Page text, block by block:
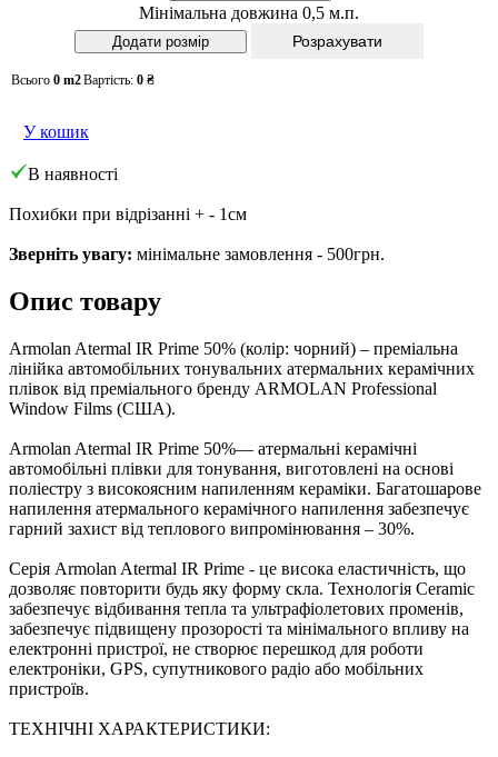
Мінімальна довжина 0,5 м.п.
Розрахувати
Всього 0 m2Вартість: 0 ₴
У кошик
В наявності
Похибки при відрізанні + - 1см
Зверніть увагу: мінімальне замовлення - 500грн.
Опис товару
Armolan Atermal IR Prime 50% (колір: чорний) – преміальна
лінійка автомобільних тонувальних атермальних керамічних
плівок від преміального бренду ARMOLAN Professional
Window Films (США).
Armolan Atermal IR Prime 50%— атермальні керамічні
автомобільні плівки для тонування, виготовлені на основі
поліестру з високоясним напиленням кераміки. Багатошарове
напилення атермального керамічного напилення забезпечує
гарний захист від теплового випромінювання – 30%.
Серія Armolan Atermal IR Prime - це висока еластичність, що
дозволяє повторити будь яку форму скла. Технологія Сeramic
забезпечує відбивання тепла та ультрафіолетових променів,
забезпечує підвищену прозорості та мінімального впливу на
електронні пристрої, не створює перешкод для роботи
електроніки, GPS, супутникового радіо або мобільних
пристроїв.
ТЕХНІЧНІ ХАРАКТЕРИСТИКИ: